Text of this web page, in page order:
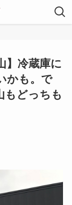
】冷蔵庫に
かも。で
もどっちも